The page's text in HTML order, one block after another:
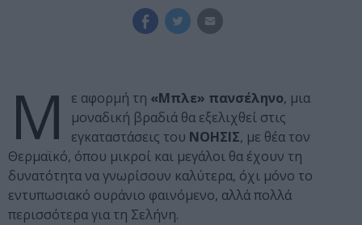
Μ ε αφορμή τη «Μπλε» πανσέληνο, μια
μοναδική βραδιά θα εξελιχθεί στις
εγκαταστάσεις του ΝΟΗΣΙΣ, με θέα τον
Θερμαϊκό, όπου μικροί και μεγάλοι θα έχουν τη
δυνατότητα να γνωρίσουν καλύτερα, όχι μόνο το
εντυπωσιακό ουράνιο φαινόμενο, αλλά πολλά
περισσότερα για τη Σελήνη.